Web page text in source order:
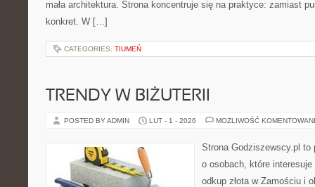
mała architektura. Strona koncentruje się na praktyce: zamiast
konkret. W […]
CATEGORIES: TIUMEŃ
TRENDY W BIŻUTERII
POSTED BY ADMIN LUT - 1 - 2026 MOŻLIWOŚĆ
Strona Godziszewscy.pl to
o osobach, które
odkup złota w Zamościu i